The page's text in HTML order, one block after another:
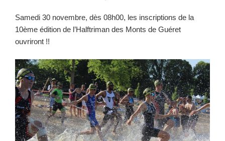
Samedi 30 novembre, dès 08h00, les inscriptions de la
10ème édition de l’Halftriman des Monts de Guéret
ouvriront !!